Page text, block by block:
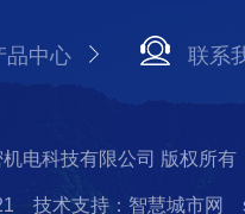
品中心 联系
电科技有限公司 版权所有
技术支持：智慧城市网